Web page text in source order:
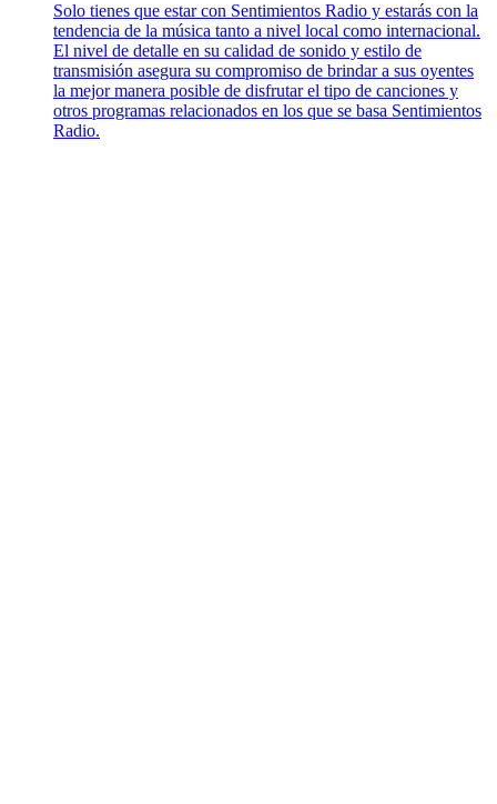
Solo tienes que estar con Sentimientos Radio y estarás con la
tendencia de la música tanto a nivel local como internacional.
El nivel de detalle en su calidad de sonido y estilo de
transmisión asegura su compromiso de brindar a sus oyentes
la mejor manera posible de disfrutar el tipo de canciones y
otros programas relacionados en los que se basa Sentimientos
Radio.